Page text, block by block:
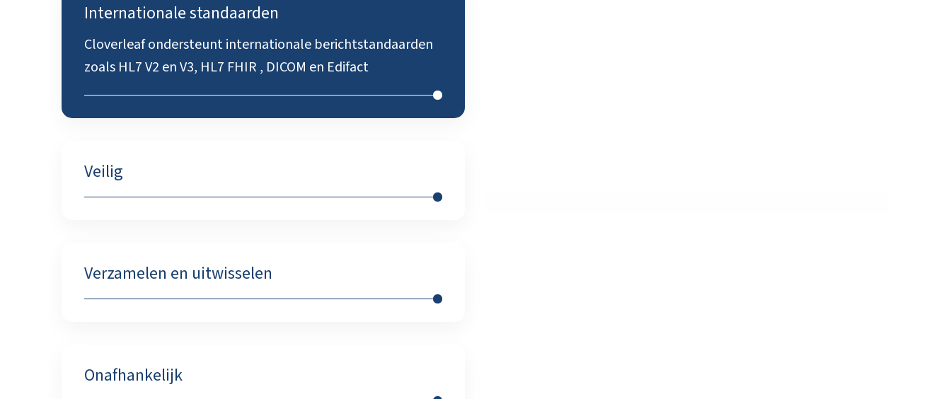
Internationale standaarden
Cloverleaf ondersteunt internationale berichtstandaarden
zoals HL7 V2 en V3, HL7 FHIR , DICOM en Edifact
Veilig
Verzamelen en uitwisselen
Onafhankelijk